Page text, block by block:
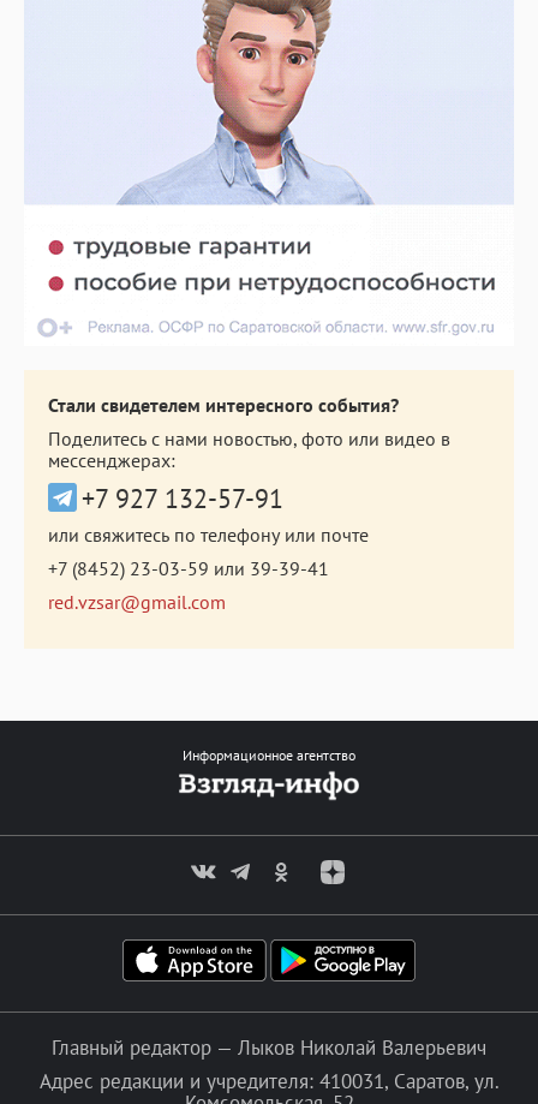
Стали свидетелем интересного события?
Поделитесь с нами новостью, фото или видео в
мессенджерах:
+7 927 132-57-91
или свяжитесь по телефону или почте
+7 (8452) 23-03-59 или 39-39-41
red.vzsar@gmail.com
Информационное агентство
Главный редактор — Лыков Николай Валерьевич
Адрес редакции и учредителя: 410031, Саратов, ул.